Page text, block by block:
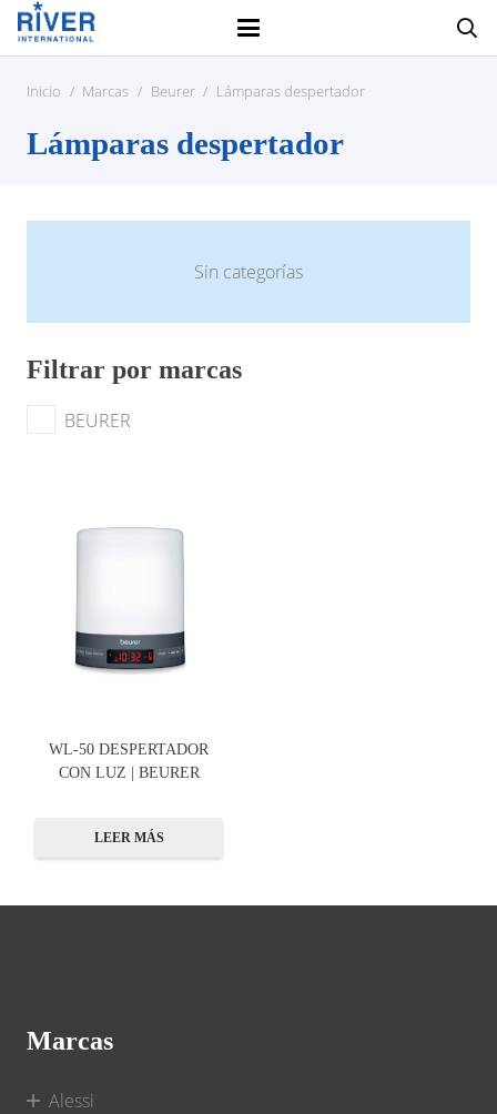
Inicio / Marcas / Beurer / Lámparas despertador
Lámparas despertador
Sin categorías
Filtrar por marcas
BEURER
WL-50 DESPERTADOR
CON LUZ | BEURER
LEER MÁS
Marcas
Alessi